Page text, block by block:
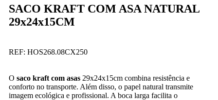
SACO KRAFT COM ASA NATURAL
29x24x15CM
REF: HOS268.08CX250
O saco kraft com asas 29x24x15cm combina resistência e
conforto no transporte. Além disso, o papel natural transmite
imagem ecológica e profissional. A boca larga facilita o